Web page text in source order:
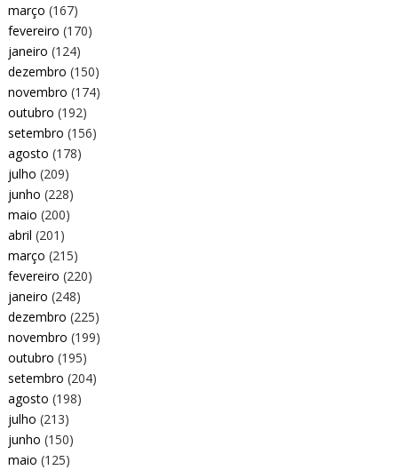
março (167)
fevereiro (170)
janeiro (124)
dezembro (150)
novembro (174)
outubro (192)
setembro (156)
agosto (178)
julho (209)
junho (228)
maio (200)
abril (201)
março (215)
fevereiro (220)
janeiro (248)
dezembro (225)
novembro (199)
outubro (195)
setembro (204)
agosto (198)
julho (213)
junho (150)
maio (125)